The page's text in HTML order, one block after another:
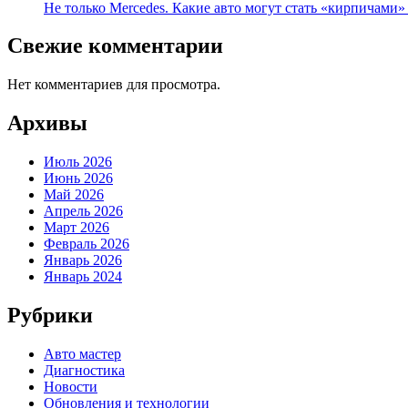
Не только Mercedes. Какие авто могут стать
Свежие комментарии
Нет комментариев для просмотра.
Архивы
Июль 2026
Июнь 2026
Май 2026
Апрель 2026
Март 2026
Февраль 2026
Январь 2026
Январь 2024
Рубрики
Авто мастер
Диагностика
Новости
Обновления и технологии